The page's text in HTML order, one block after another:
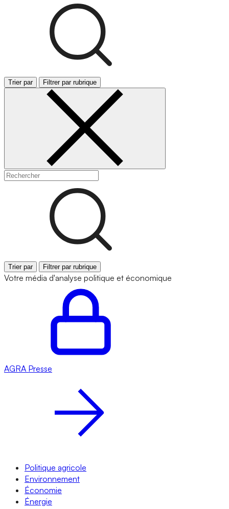
Trier par Filtrer par rubrique
Trier par Filtrer par rubrique
Votre média d'analyse politique et économique
AGRA Presse
Politique agricole
Environnement
Économie
Énergie